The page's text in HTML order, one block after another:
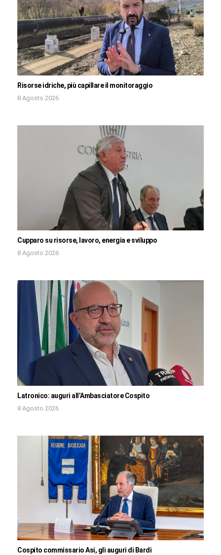
Risorse idriche, più capillare il monitoraggio
8 Agosto 2026
Cupparo su risorse, lavoro, energia e sviluppo
8 Agosto 2026
Latronico: auguri all’Ambasciatore Cospito
8 Agosto 2026
Cospito commissario Asi, gli auguri di Bardi